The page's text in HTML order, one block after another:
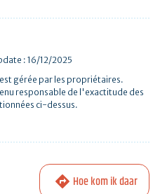
: 16/12/2025
gérée par les propriétaires.
responsable de l'exactitude des
ci-dessus.
Hoe kom ik daar